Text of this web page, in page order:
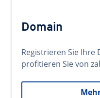
Domain
Registrieren Sie Ihre
profitieren Sie von